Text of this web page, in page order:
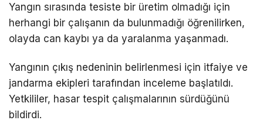
Yangın sırasında tesiste bir üretim olmadığı için
herhangi bir çalışanın da bulunmadığı öğrenilirken,
olayda can kaybı ya da yaralanma yaşanmadı.
Yangının çıkış nedeninin belirlenmesi için itfaiye ve
jandarma ekipleri tarafından inceleme başlatıldı.
Yetkililer, hasar tespit çalışmalarının sürdüğünü
bildirdi.